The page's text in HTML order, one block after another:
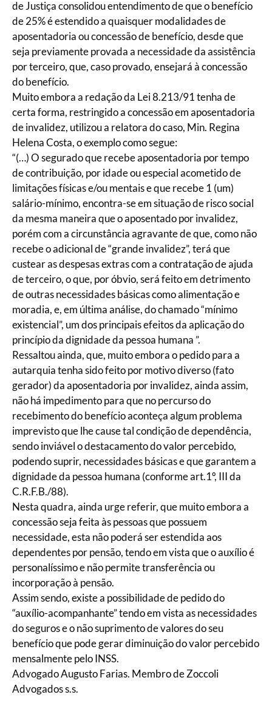
de Justiça consolidou entendimento de que o benefício
de 25% é estendido a quaisquer modalidades de
aposentadoria ou concessão de benefício, desde que
seja previamente provada a necessidade da assistência
por terceiro, que, caso provado, ensejará à concessão
do benefício.
Muito embora a redação da Lei 8.213/91 tenha de
certa forma, restringido a concessão em aposentadoria
de invalidez, utilizou a relatora do caso, Min. Regina
Helena Costa, o exemplo como segue:
“(…) O segurado que recebe aposentadoria por tempo
de contribuição, por idade ou especial acometido de
limitações físicas e/ou mentais e que recebe 1 (um)
salário-mínimo, encontra-se em situação de risco social
da mesma maneira que o aposentado por invalidez,
porém com a circunstância agravante de que, como não
recebe o adicional de “grande invalidez”, terá que
custear as despesas extras com a contratação de ajuda
de terceiro, o que, por óbvio, será feito em detrimento
de outras necessidades básicas como alimentação e
moradia, e, em última análise, do chamado “mínimo
existencial”, um dos principais efeitos da aplicação do
princípio da dignidade da pessoa humana ”.
Ressaltou ainda, que, muito embora o pedido para a
autarquia tenha sido feito por motivo diverso (fato
gerador) da aposentadoria por invalidez, ainda assim,
não há impedimento para que no percurso do
recebimento do benefício aconteça algum problema
imprevisto que lhe cause tal condição de dependência,
sendo inviável o destacamento do valor percebido,
podendo suprir, necessidades básicas e que garantem a
dignidade da pessoa humana (conforme art.1º, III da
C.R.F.B./88).
Nesta quadra, ainda urge referir, que muito embora a
concessão seja feita às pessoas que possuem
necessidade, esta não poderá ser estendida aos
dependentes por pensão, tendo em vista que o auxílio é
personalíssimo e não permite transferência ou
incorporação à pensão.
Assim sendo, existe a possibilidade de pedido do
“auxílio-acompanhante” tendo em vista as necessidades
do seguros e o não suprimento de valores do seu
benefício que pode gerar diminuição do valor percebido
mensalmente pelo INSS.
Advogado Augusto Farias. Membro de Zoccoli
Advogados s.s.